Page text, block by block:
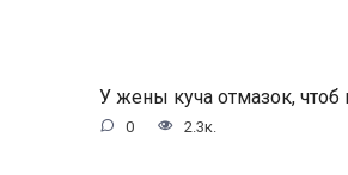
У жены куча отмазок, чтоб
0 2.3к.